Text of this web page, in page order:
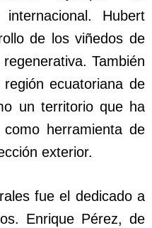
Hubert
de los viñedos de
También
ecuatoriana de
un territorio que ha
herramienta de
exterior.
fue el dedicado a
Enrique Pérez, de